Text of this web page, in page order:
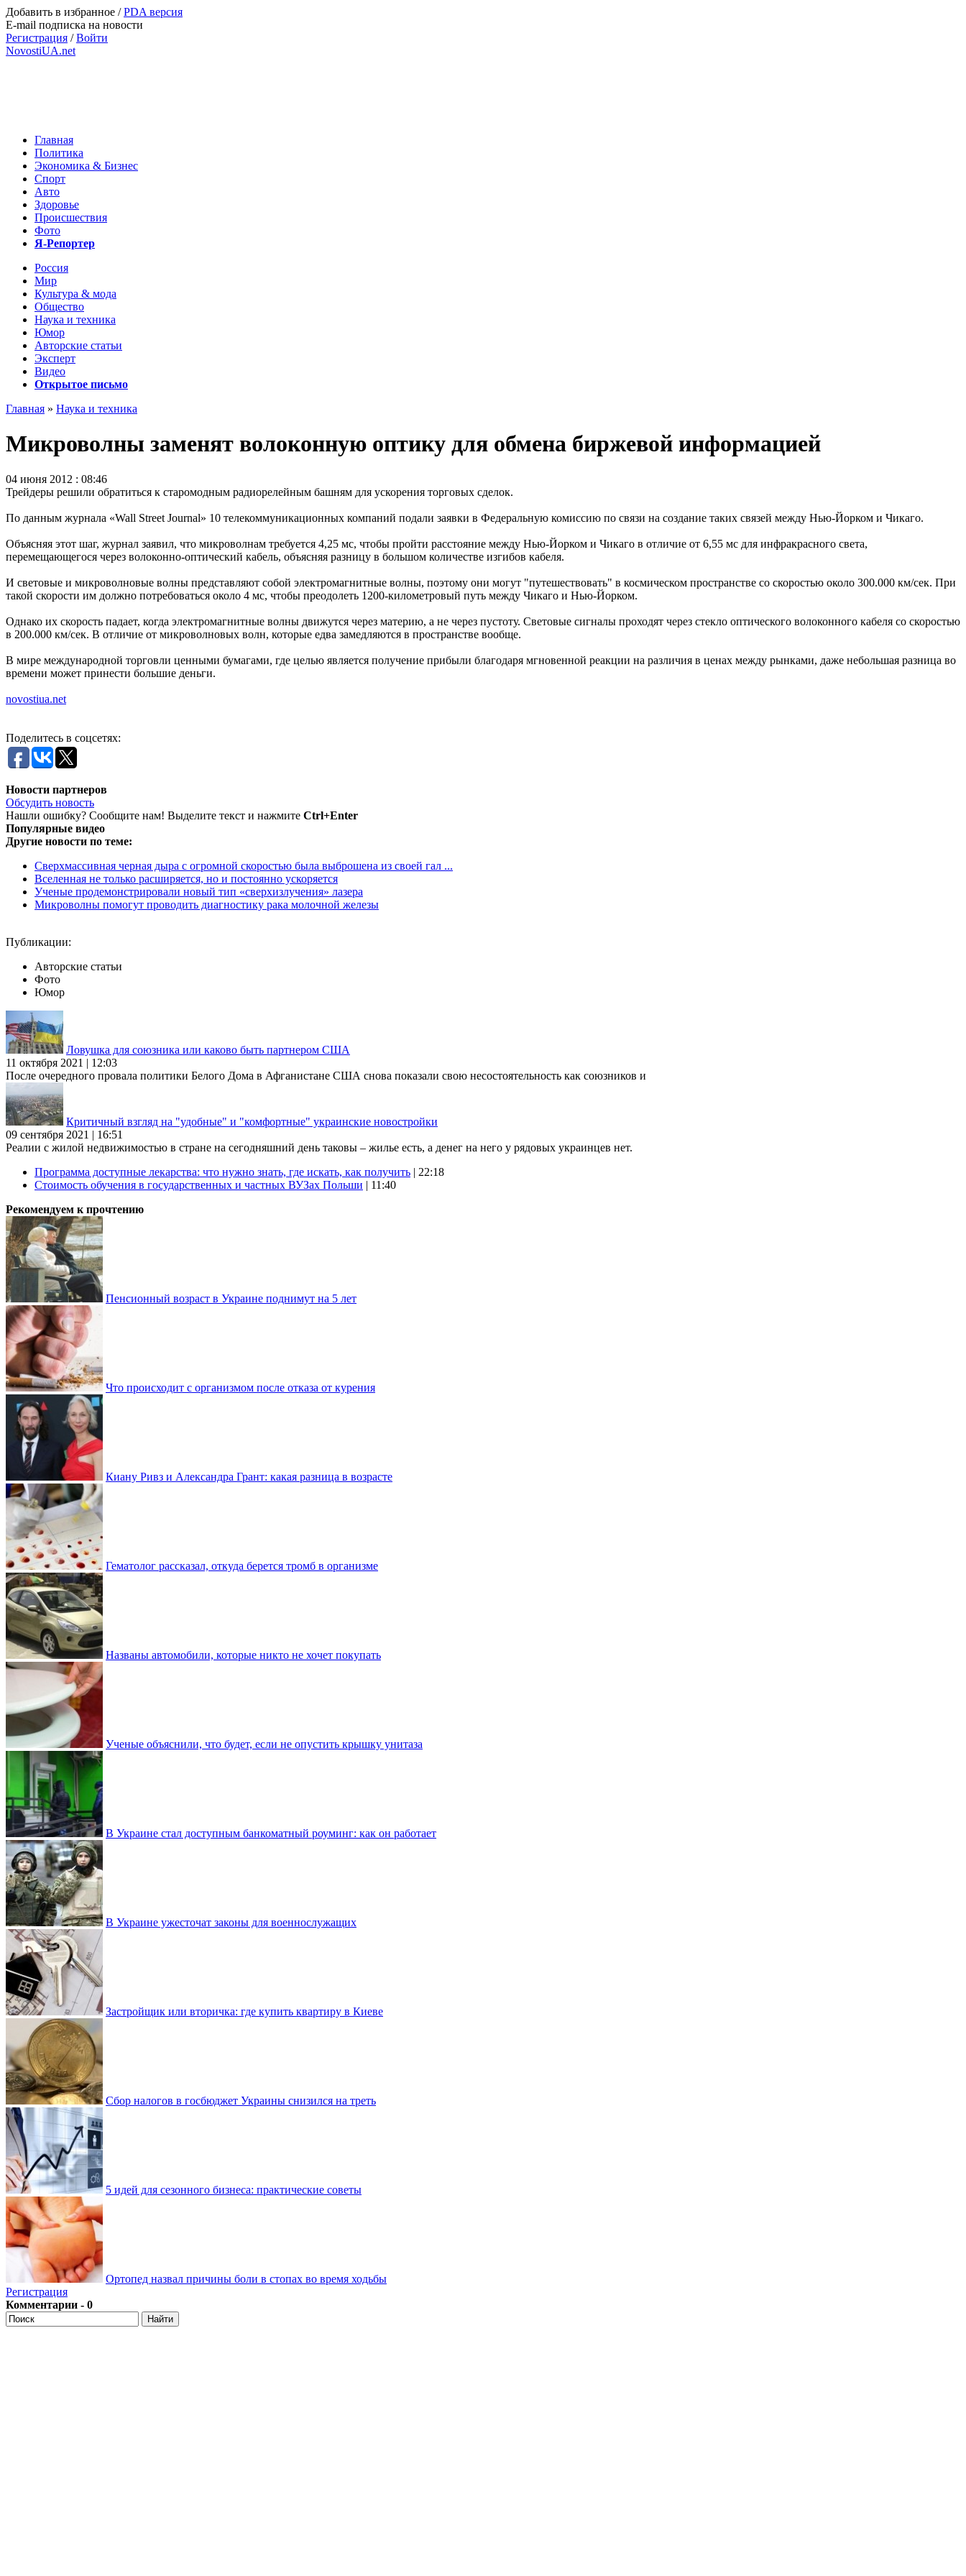
Добавить в избранное /PDA версия
E-mail подписка на новости
Регистрация /Войти
NovostiUA.net
Главная
Политика
Экономика & Бизнес
Спорт
Авто
Здоровье
Происшествия
Фото
Я-Репортер
Россия
Мир
Культура & мода
Общество
Наука и техника
Юмор
Авторские статьи
Эксперт
Видео
Открытое письмо
Главная » Наука и техника
Микроволны заменят волоконную оптику для обмена биржевой информацией
04 июня 2012 : 08:46
Трейдеры решили обратиться к старомодным радиорелейным башням для ускорения торговых сделок.
По данным журнала «Wall Street Journal» 10 телекоммуникационных компаний подали заявки в Федеральную комиссию по связи на создание таких связей между Нью-Йорком и Чикаго.
Объясняя этот шаг, журнал заявил, что микроволнам требуется 4,25 мс, чтобы пройти расстояние между Нью-Йорком и Чикаго в отличие от 6,55 мс для инфракрасного света,
перемещающегося через волоконно-оптический кабель, объясняя разницу в большом количестве изгибов кабеля.
И световые и микроволновые волны представляют собой электромагнитные волны, поэтому они могут "путешествовать" в космическом пространстве со скоростью около 300.000 км/сек. При
такой скорости им должно потребоваться около 4 мс, чтобы преодолеть 1200-километровый путь между Чикаго и Нью-Йорком.
Однако их скорость падает, когда электромагнитные волны движутся через материю, а не через пустоту. Световые сигналы проходят через стекло оптического волоконного кабеля со скоростью
в 200.000 км/сек. В отличие от микроволновых волн, которые едва замедляются в пространстве вообще.
В мире международной торговли ценными бумагами, где целью является получение прибыли благодаря мгновенной реакции на различия в ценах между рынками, даже небольшая разница во
времени может принести большие деньги.
novostiua.net
Поделитесь в соцсетях:
Новости партнеров
Обсудить новость
Нашли ошибку? Сообщите нам! Выделите текст и нажмите Ctrl+Enter
Популярные видео
Другие новости по теме:
Сверхмассивная черная дыра с огромной скоростью была выброшена из своей гал ...
Вселенная не только расширяется, но и постоянно ускоряется
Ученые продемонстрировали новый тип «сверхизлучения» лазера
Микроволны помогут проводить диагностику рака молочной железы
Публикации:
Авторские статьи
Фото
Юмор
Ловушка для союзника или каково быть партнером США
11 октября 2021 | 12:03
После очередного провала политики Белого Дома в Афганистане США снова показали свою несостоятельность как союзников и
Критичный взгляд на "удобные" и "комфортные" украинские новостройки
09 сентября 2021 | 16:51
Реалии с жилой недвижимостью в стране на сегодняшний день таковы – жилье есть, а денег на него у рядовых украинцев нет.
Программа доступные лекарства: что нужно знать, где искать, как получить | 22:18
Стоимость обучения в государственных и частных ВУЗах Польши | 11:40
Рекомендуем к прочтению
Пенсионный возраст в Украине поднимут на 5 лет
Что происходит с организмом после отказа от курения
Киану Ривз и Александра Грант: какая разница в возрасте
Гематолог рассказал, откуда берется тромб в организме
Названы автомобили, которые никто не хочет покупать
Ученые объяснили, что будет, если не опустить крышку унитаза
В Украине стал доступным банкоматный роуминг: как он работает
В Украине ужесточат законы для военнослужащих
Застройщик или вторичка: где купить квартиру в Киеве
Сбор налогов в госбюджет Украины снизился на треть
5 идей для сезонного бизнеса: практические советы
Ортопед назвал причины боли в стопах во время ходьбы
Регистрация
Комментарии - 0